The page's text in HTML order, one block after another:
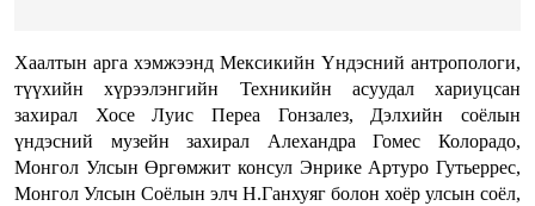
Хаалтын арга хэмжээнд Мексикийн Үндэсний антропологи,
түүхийн хүрээлэнгийн Техникийн асуудал хариуцсан
захирал Хосе Луис Переа Гонзалез, Дэлхийн соёлын
үндэсний музейн захирал Алехандра Гомес Колорадо,
Монгол Улсын Өргөмжит консул Энрике Артуро Гутьеррес,
Монгол Улсын Соёлын элч Н.Ганхуяг болон хоёр улсын соёл,